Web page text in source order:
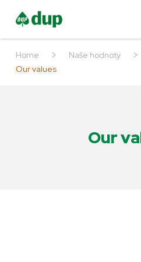
Home > Naše hodnoty >
Our values
Our